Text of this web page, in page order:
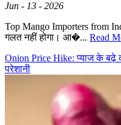
Jun - 13 - 2026
Top Mango Importers from
गलत नहीं होगा। आ�... Read
Onion Price Hike: प्याज के बढ़े
परेशानी